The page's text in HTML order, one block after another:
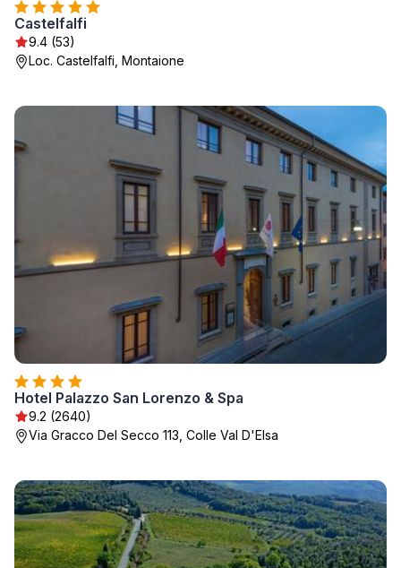
Castelfalfi
9.4 (53)
Loc. Castelfalfi, Montaione
Hotel Palazzo San Lorenzo & Spa
9.2 (2640)
Via Gracco Del Secco 113, Colle Val D'Elsa